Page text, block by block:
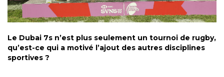
Le Dubai 7s n’est plus seulement un tournoi de rugby,
qu’est-ce qui a motivé l’ajout des autres disciplines
sportives ?